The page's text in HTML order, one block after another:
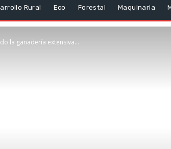
Rural Eco Forestal Maquinaria
la ganadería extensiva...